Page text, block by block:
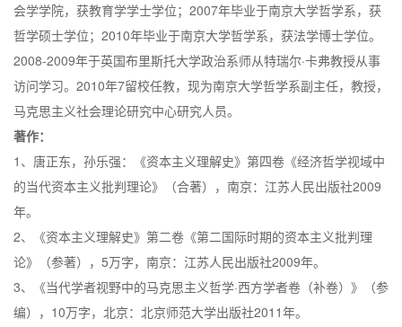
会学学院，获教育学学士学位；2007年毕业于南京大学哲学系，获
哲学硕士学位；2010年毕业于南京大学哲学系，获法学博士学位。
2008-2009年于英国布里斯托大学政治系师从特瑞尔·卡弗教授从事
访问学习。2010年7留校任教，现为南京大学哲学系副主任，教授，
马克思主义社会理论研究中心研究人员。
著作：
1、唐正东，孙乐强：《资本主义理解史》第四卷《经济哲学视域中
的当代资本主义批判理论》（合著），南京：江苏人民出版社2009
年。
2、《资本主义理解史》第二卷《第二国际时期的资本主义批判理
论》（参著），5万字，南京：江苏人民出版社2009年。
3、《当代学者视野中的马克思主义哲学·西方学者卷（补卷）》（参
编），10万字，北京：北京师范大学出版社2011年。